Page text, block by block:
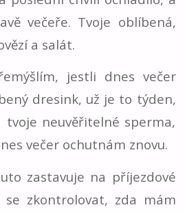
večeře. Tvoje oblíbená,
a salát.
jestli dnes večer
dresink, už je to týden,
tvoje neuvěřitelné sperma,
večer ochutnám znovu.
zastavuje na příjezdové
se zkontrolovat, zda mám